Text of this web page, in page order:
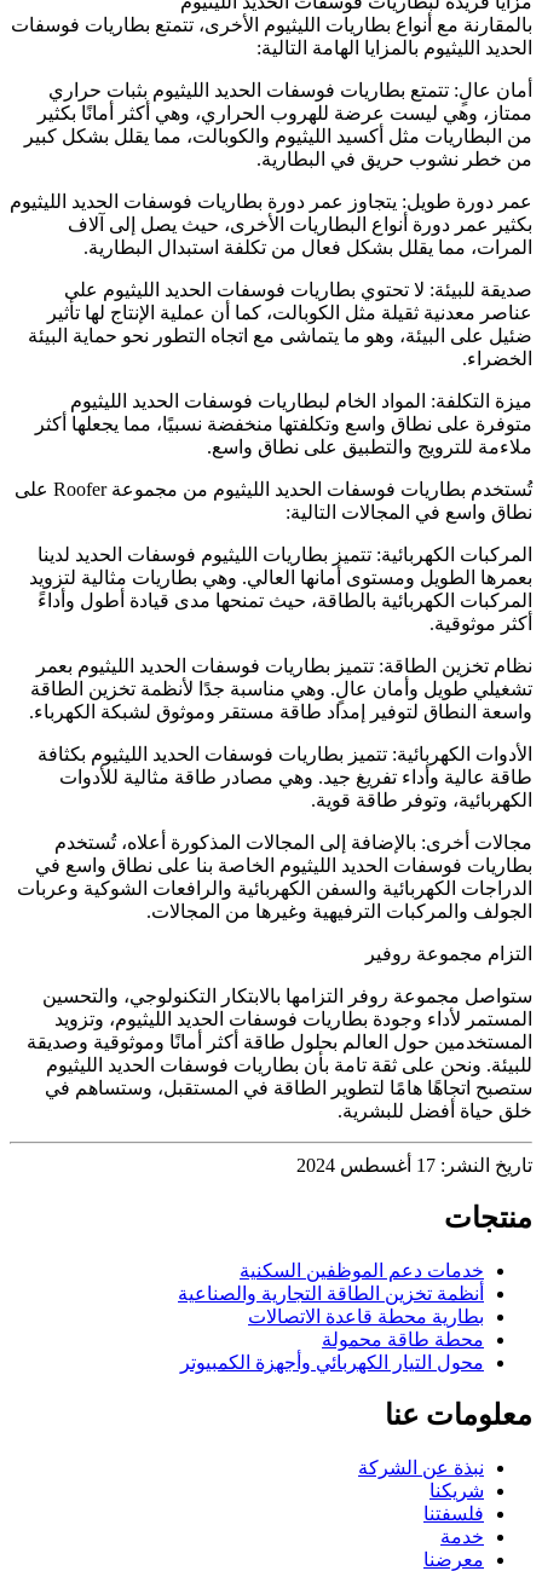
بالمقارنة مع أنواع بطاريات الليثيوم الأخرى، تتمتع بطاريات فوسفات
الحديد الليثيوم بالمزايا الهامة التالية:
أمان عالٍ: تتمتع بطاريات فوسفات الحديد الليثيوم بثبات حراري
ممتاز، وهي ليست عرضة للهروب الحراري، وهي أكثر أمانًا بكثير
من البطاريات مثل أكسيد الليثيوم والكوبالت، مما يقلل بشكل كبير
من خطر نشوب حريق في البطارية.
عمر دورة طويل: يتجاوز عمر دورة بطاريات فوسفات الحديد الليثيوم
بكثير عمر دورة أنواع البطاريات الأخرى، حيث يصل إلى آلاف
المرات، مما يقلل بشكل فعال من تكلفة استبدال البطارية.
صديقة للبيئة: لا تحتوي بطاريات فوسفات الحديد الليثيوم على
عناصر معدنية ثقيلة مثل الكوبالت، كما أن عملية الإنتاج لها تأثير
ضئيل على البيئة، وهو ما يتماشى مع اتجاه التطور نحو حماية البيئة
الخضراء.
ميزة التكلفة: المواد الخام لبطاريات فوسفات الحديد الليثيوم
متوفرة على نطاق واسع وتكلفتها منخفضة نسبيًا، مما يجعلها أكثر
ملاءمة للترويج والتطبيق على نطاق واسع.
تُستخدم بطاريات فوسفات الحديد الليثيوم من مجموعة Roofer على
نطاق واسع في المجالات التالية:
المركبات الكهربائية: تتميز بطاريات الليثيوم فوسفات الحديد لدينا
بعمرها الطويل ومستوى أمانها العالي. وهي بطاريات مثالية لتزويد
المركبات الكهربائية بالطاقة، حيث تمنحها مدى قيادة أطول وأداءً
أكثر موثوقية.
نظام تخزين الطاقة: تتميز بطاريات فوسفات الحديد الليثيوم بعمر
تشغيلي طويل وأمان عالٍ. وهي مناسبة جدًا لأنظمة تخزين الطاقة
واسعة النطاق لتوفير إمداد طاقة مستقر وموثوق لشبكة الكهرباء.
الأدوات الكهربائية: تتميز بطاريات فوسفات الحديد الليثيوم بكثافة
طاقة عالية وأداء تفريغ جيد. وهي مصادر طاقة مثالية للأدوات
الكهربائية، وتوفر طاقة قوية.
مجالات أخرى: بالإضافة إلى المجالات المذكورة أعلاه، تُستخدم
بطاريات فوسفات الحديد الليثيوم الخاصة بنا على نطاق واسع في
الدراجات الكهربائية والسفن الكهربائية والرافعات الشوكية وعربات
الجولف والمركبات الترفيهية وغيرها من المجالات.
التزام مجموعة روفير
ستواصل مجموعة روفر التزامها بالابتكار التكنولوجي، والتحسين
المستمر لأداء وجودة بطاريات فوسفات الحديد الليثيوم، وتزويد
المستخدمين حول العالم بحلول طاقة أكثر أمانًا وموثوقية وصديقة
للبيئة. ونحن على ثقة تامة بأن بطاريات فوسفات الحديد الليثيوم
ستصبح اتجاهًا هامًا لتطوير الطاقة في المستقبل، وستساهم في
خلق حياة أفضل للبشرية.
تاريخ النشر: 17 أغسطس 2024
منتجات
خدمات دعم الموظفين السكنية
أنظمة تخزين الطاقة التجارية والصناعية
بطارية محطة قاعدة الاتصالات
محطة طاقة محمولة
محول التيار الكهربائي وأجهزة الكمبيوتر
معلومات عنا
نبذة عن الشركة
شريكنا
فلسفتنا
خدمة
معرضنا